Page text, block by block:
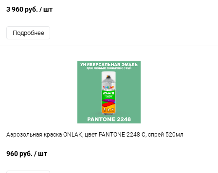
3 960 руб. / шт
Подробнее
Аэрозольная краска ONLAK, цвет PANTONE 2248 C, спрей 520мл
960 руб. / шт